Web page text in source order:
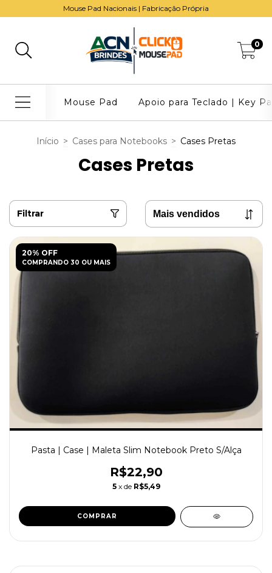
Mouse Pad Nacionais | Fabricação Própria
0
Mouse Pad Apoio para Teclado | Key
Início > Cases para Notebooks > Cases Pretas
Cases Pretas
Filtrar
20% OFF
COMPRANDO 30 OU MAIS
Pasta | Case | Maleta Slim Notebook Preto S/Alça
R$22,90
5 x de R$5,49
COMPRAR